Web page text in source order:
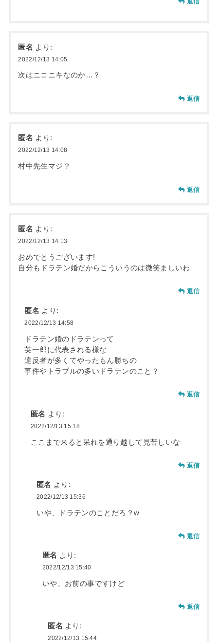
匿名 より:
2022/12/13 14:05
次はニコニキなのか…？
返信
匿名 より:
2022/12/13 14:08
村中先生マジ？
返信
匿名 より:
2022/12/13 14:13
おめでとうございます!
自分もドラテン婚だからこういうのは微笑ましいわ
返信
匿名 より:
2022/12/13 14:58
ドラテン婚のドラテンって
英一郎に代表される様な
違反者が多くてやったもん勝ちの
事件やトラブルの多いドラテンのこと？
返信
匿名 より:
2022/12/13 15:18
ここまで来ると呆れを通り越して見苦しいな
返信
匿名 より:
2022/12/13 15:36
いや、ドラテンのことだろ？w
返信
匿名 より:
2022/12/13 15:40
いや、お前の事ですけど
返信
匿名 より:
2022/12/13 15:44